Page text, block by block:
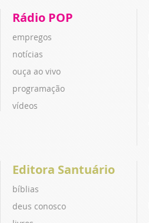
Rádio POP
empregos
notícias
ouça ao vivo
programação
vídeos
Editora Santuário
bíblias
deus conosco